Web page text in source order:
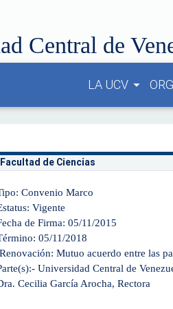
Central de
LA UCV arrow_drop_down
Facultad de Ciencias
Convenio Marco
Vigente
de Firma: 05/11/2015
05/11/2018
Renovación: Mutuo acuerdo entre las
Universidad Central de
Cecilia García Arocha, Rectora